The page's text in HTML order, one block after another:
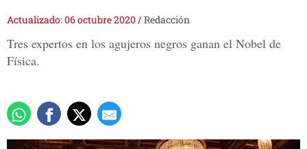
Actualizado: 06 octubre 2020/Redacción
Tres expertos en los agujeros negros ganan el Nobel de
Física.